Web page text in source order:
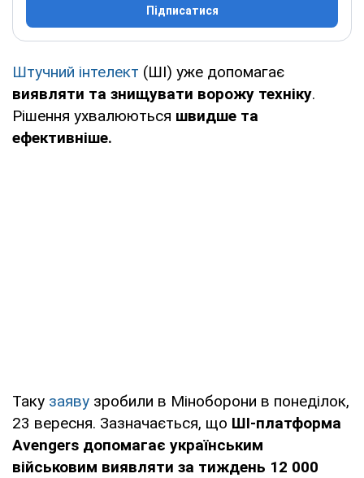
Підписатися
Штучний інтелект (ШІ) уже допомагає
виявляти та знищувати ворожу техніку.
Рішення ухвалюються швидше та
ефективніше.
Таку заяву зробили в Міноборони в понеділок,
23 вересня. Зазначається, що ШІ-платформа
Avengers допомагає українським
військовим виявляти за тиждень 12 000